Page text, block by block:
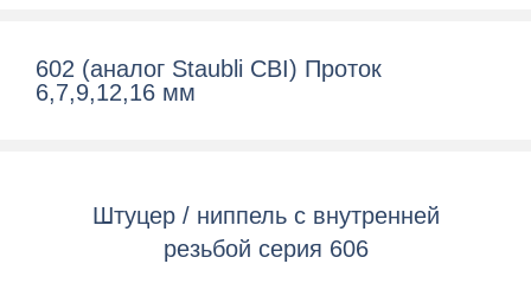
602 (аналог Staubli CBI) Проток
6,7,9,12,16 мм
Штуцер / ниппель с внутренней
резьбой серия 606